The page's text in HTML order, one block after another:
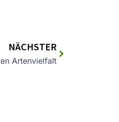
NÄCHSTER
Artenvielfalt